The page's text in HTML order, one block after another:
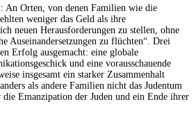
An Orten, von denen Familien wie die
weniger das Geld als ihre
neuen Herausforderungen zu stellen, ohne
Auseinandersetzungen zu flüchten“. Drei
Erfolg ausgemacht: eine globale
und eine vorausschauende
insgesamt ein starker Zusammenhalt
als andere Familien nicht das Judentum
Emanzipation der Juden und ein Ende ihrer